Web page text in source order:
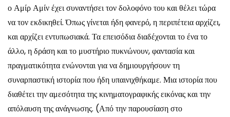
ο Αμίρ Αμίν έχει συναντήσει τον δολοφόνο του και θέλει τώρα
να τον εκδικηθεί. Όπως γίνεται ήδη φανερό, η περιπέτεια αρχίζει,
και αρχίζει εντυπωσιακά. Τα επεισόδια διαδέχονται το ένα το
άλλο, η δράση και το μυστήριο πυκνώνουν, φαντασία και
πραγματικότητα ενώνονται για να δημιουργήσουν τη
συναρπαστική ιστορία που ήδη υπαινιχθήκαμε. Μια ιστορία που
διαθέτει την αμεσότητα της κινηματογραφικής εικόνας και την
απόλαυση της ανάγνωσης. (Από την παρουσίαση στο